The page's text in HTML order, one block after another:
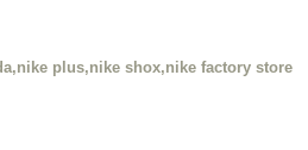
plus,nike shox,nike factory store